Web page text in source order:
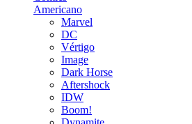
Americano
Marvel
DC
Vértigo
Image
Dark Horse
Aftershock
IDW
Boom!